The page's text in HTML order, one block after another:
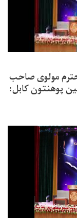
مولوی صاحب
پوهنتون کابل: